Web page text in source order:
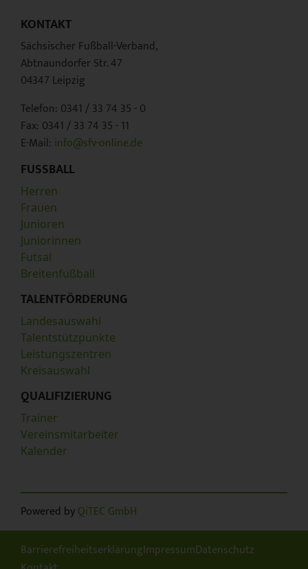
KONTAKT
Sächsischer Fußball-Verband,
Abtnaundorfer Str. 47
04347 Leipzig
Telefon: 0341 / 33 74 35 - 0
Fax: 0341 / 33 74 35 - 11
E-Mail: info@sfv-online.de
FUSSBALL
Herren
Frauen
Junioren
Juniorinnen
Futsal
Breitenfußball
TALENTFÖRDERUNG
Landesauswahl
Talentstützpunkte
Leistungszentren
Kreisauswahl
QUALIFIZIERUNG
Trainer
Vereinsmitarbeiter
Kalender
Powered byQiTEC GmbH
BarrierefreiheitserklärungImpressumDatenschutz